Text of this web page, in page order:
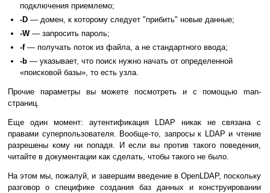
подключения приемлемо;
-D — домен, к которому следует "прибить" новые данные;
-W— запросить пароль;
-f— получать поток из файла, а не стандартного ввода;
-b — указывает, что поиск нужно начать от определенной
«поисковой базы», то есть узла.
Прочие параметры вы можете посмотреть и с помощью man-
страниц.
Еще один момент: аутентификация LDAP никак не связана с
правами суперпользователя. Вообще-то, запросы к LDAP и чтение
разрешены кому ни попадя. И если вы против такого поведения,
читайте в документации как сделать, чтобы такого не было.
На этом мы, пожалуй, и завершим введение в OpenLDAP, поскольку
разговор о специфике создания баз данных и конструировании